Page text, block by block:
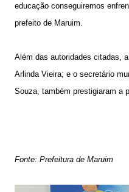
educação conseguiremos
prefeito de Maruim.
Além das autoridades citadas,
Arlinda Vieira; e o secretário
Souza, também prestigiaram a
Fonte: Prefeitura de Maruim